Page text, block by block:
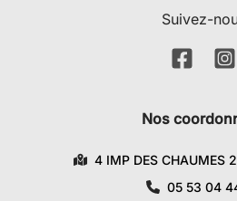
Suivez-
Nos
4 IMP DES CHAUMES
05 53 04